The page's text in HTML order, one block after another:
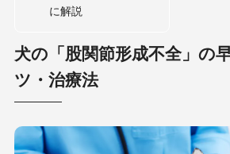
に解説
犬の「股関節形成不全」の
ツ・治療法